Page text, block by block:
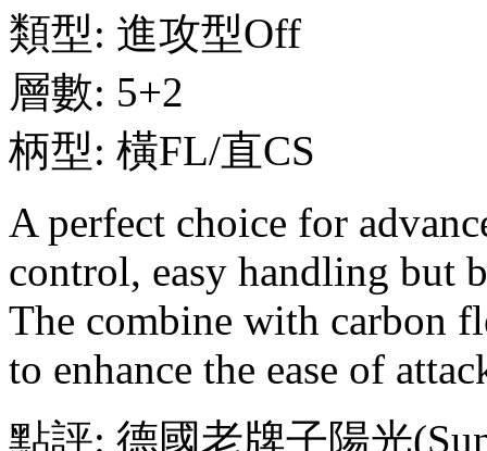
類型: 進攻型Off
層數: 5+2
柄型: 橫FL/直CS
A perfect choice for
control, easy handling but
The combine with carbon
to enhance the ease of
點評: 德國老牌子陽光